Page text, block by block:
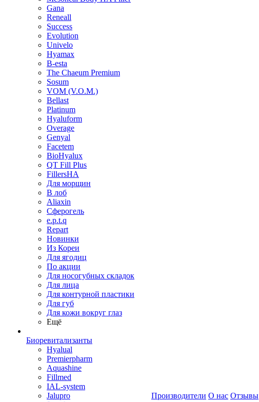
Gana
Reneall
Success
Evolution
Univelo
Hyamax
B-esta
The Chaeum Premium
Sosum
VOM (V.O.M.)
Bellast
Platinum
Hyaluform
Overage
Genyal
Facetem
BioHyalux
QT Fill Plus
FillersHA
Для морщин
В лоб
Aliaxin
Сферогель
e.p.t.q
Repart
Новинки
Из Кореи
Для ягодиц
По акции
Для носогубных складок
Для лица
Для контурной пластики
Для губ
Для кожи вокруг глаз
Ещё
Биоревитализанты
Hyalual
Premierpharm
Aquashine
Fillmed
IAL-system
Jalupro
Производители О нас Отзывы